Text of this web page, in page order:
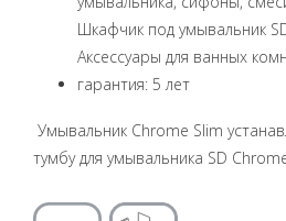
Шкафчик под умывальник
Аксессуары для ванных
гарантия: 5 лет
Умывальник Chrome Slim
тумбу для умывальника SD